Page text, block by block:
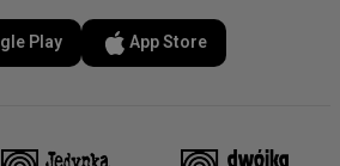
Play App Store